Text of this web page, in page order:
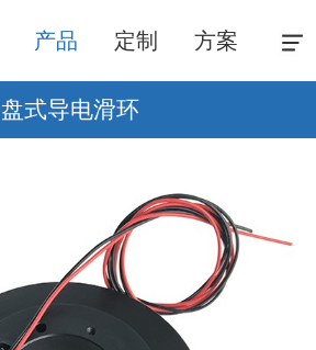
产品 定制 方案
盘式导电滑环